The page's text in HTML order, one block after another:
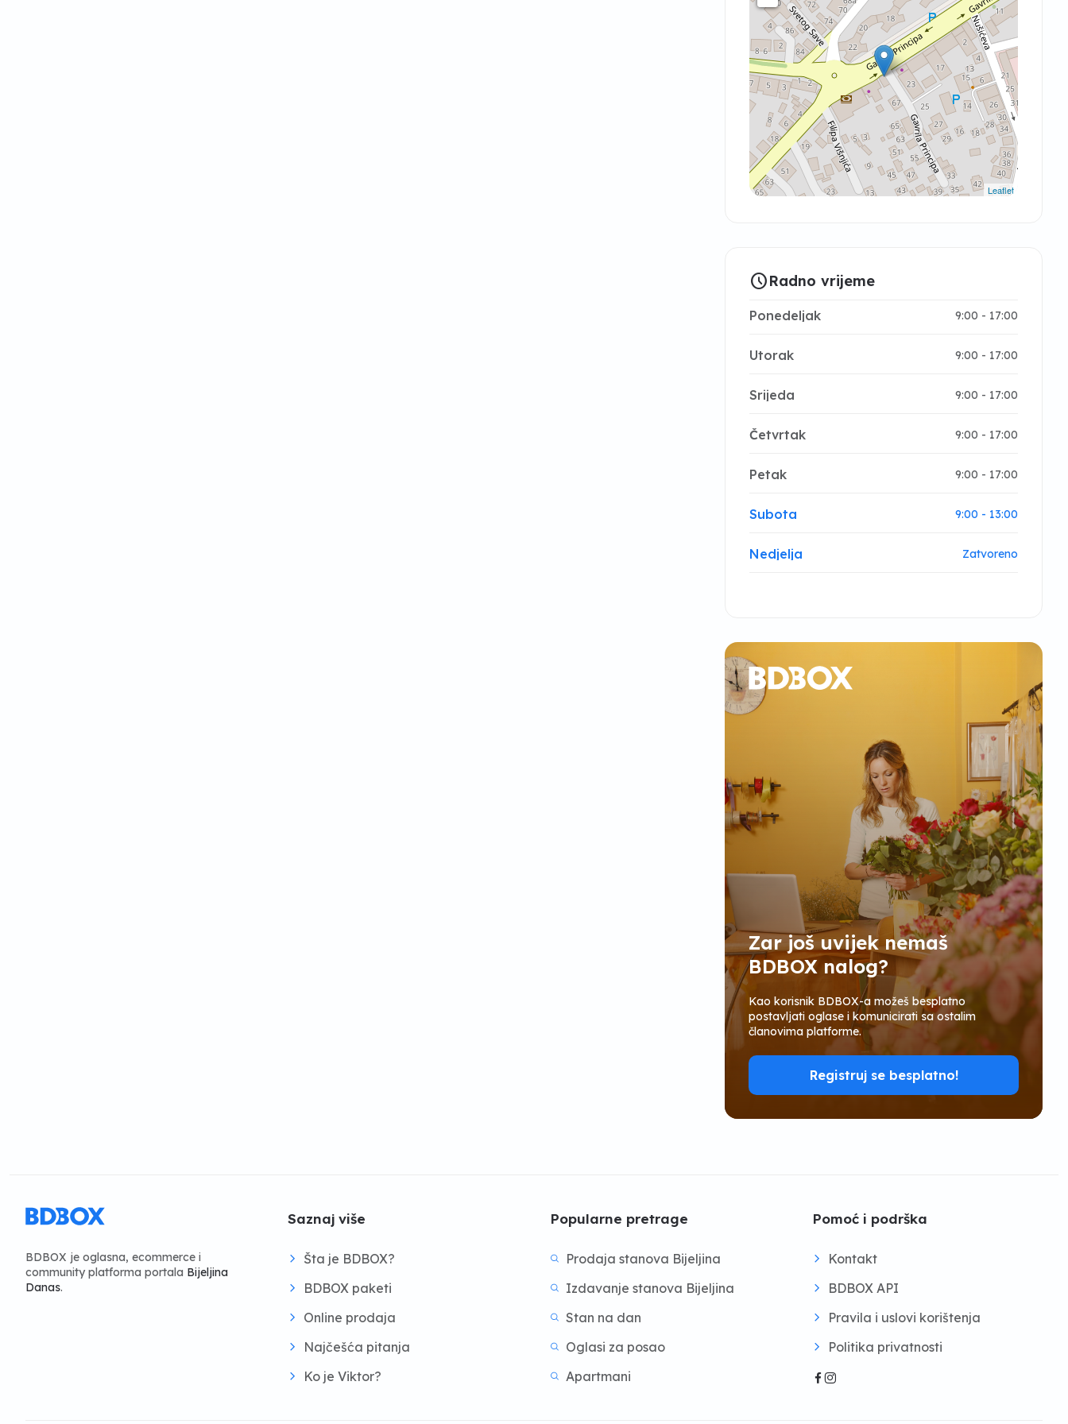
Leaflet
scheduleRadno vrijeme
Ponedeljak 9:00 - 17:00
Utorak 9:00 - 17:00
Srijeda 9:00 - 17:00
Četvrtak 9:00 - 17:00
Petak 9:00 - 17:00
Subota 9:00 - 13:00
Nedjelja Zatvoreno
Zar još uvijek nemaš
BDBOX nalog?
Kao korisnik BDBOX-a možeš besplatno
postavljati oglase i komunicirati sa ostalim
članovima platforme.
Registruj se besplatno!
BDBOX je oglasna, ecommerce i
community platforma portala Bijeljina
Danas.
Saznaj više
Šta je BDBOX?
BDBOX paketi
Online prodaja
Najčešća pitanja
Ko je Viktor?
Popularne pretrage
Prodaja stanova Bijeljina
Izdavanje stanova Bijeljina
Stan na dan
Oglasi za posao
Apartmani
Pomoć i podrška
Kontakt
BDBOX API
Pravila i uslovi korištenja
Politika privatnosti